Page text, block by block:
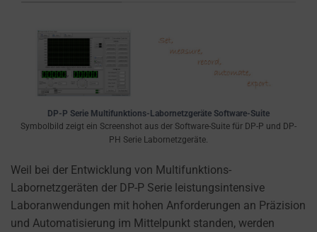
DP-P Serie Multifunktions-Labornetzgeräte Software-Suite
Symbolbild zeigt ein Screenshot aus der Software-Suite für DP-P und DP-
PH Serie Labornetzgeräte.
Weil bei der Entwicklung von Multifunktions-
Labornetzgeräten der DP-P Serie leistungsintensive
Laboranwendungen mit hohen Anforderungen an Präzision
und Automatisierung im Mittelpunkt standen, werden
collects
data,
you
can